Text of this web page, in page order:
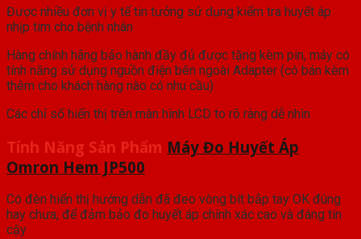
Được nhiều đơn vị y tế tin tưởng sử dụng kiểm tra huyết áp
nhịp tim cho bệnh nhân
Hàng chính hãng bảo hành đầy đủ được tặng kèm pin, máy có
tính năng sử dụng nguồn điện bên ngoài Adapter (có bán kèm
thêm cho khách hàng nào có nhu cầu)
Các chỉ số hiển thị trên màn hình LCD to rõ ràng dễ nhìn
Tính Năng Sản Phẩm Máy Đo Huyết Áp
Omron Hem JP500
Có đèn hiển thị hướng dẫn đã đeo vòng bít bắp tay OK đúng
hay chưa, để đảm bảo đo huyết áp chính xác cao và đáng tin
cậy